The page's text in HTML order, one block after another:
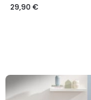
29,90 €